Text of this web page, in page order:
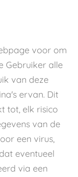
voor om
Gebruiker alle
van deze
ervan. Dit
tot, elk risico
van de
een virus,
eventueel
via een